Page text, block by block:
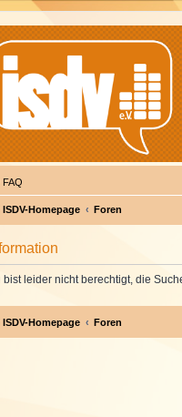
FAQ
ISDV-Homepage Foren
bist leider nicht berechtigt, die
ISDV-Homepage Foren